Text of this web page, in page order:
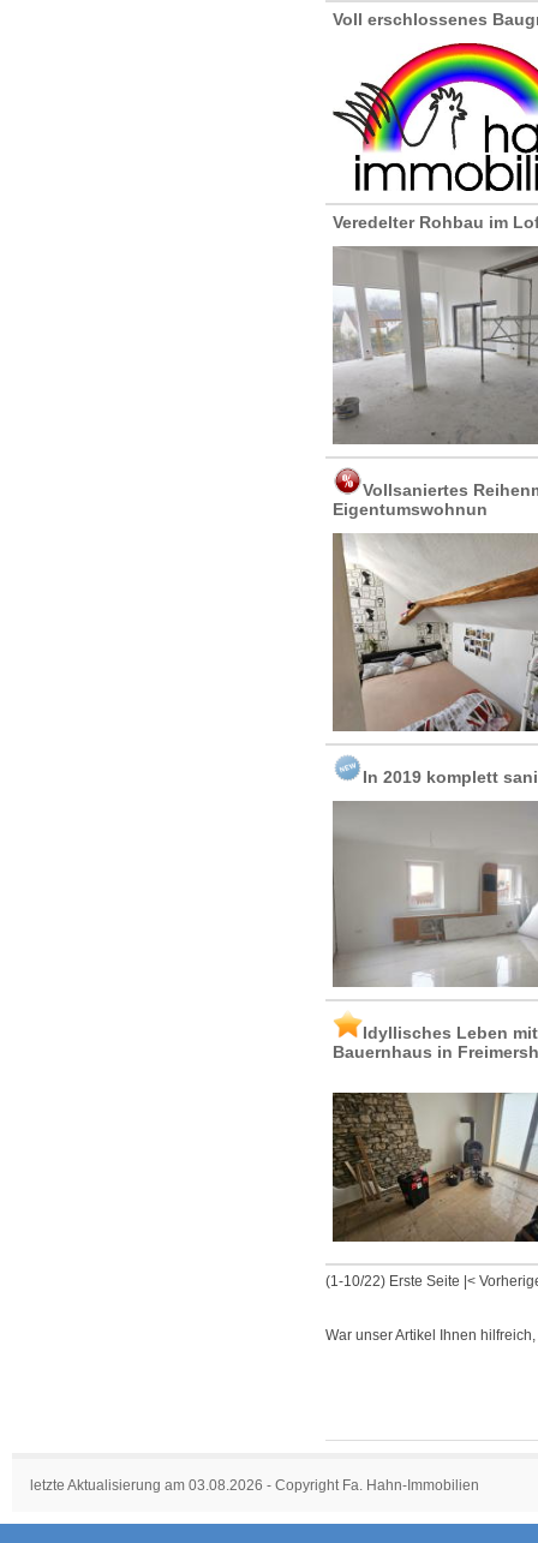
Voll erschlossenes
Veredelter Rohbau im
Vollsaniertes
Eigentumswohnun
In 2019 komplett
Idyllisches Leben
Bauernhaus in
(1-10/22) Erste Seite <
War unser Artikel Ihnen
letzte Aktualisierung am 03.08.2026 - Copyright Fa. Hahn-Immobilien